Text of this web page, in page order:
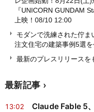
『UNICORN GUNDAM
上映！ 08/10 12:00
モダンで洗練された佇
注文住宅の建築事例5選を
最新のプレスリリースを
最新記事
13:02
Claude Fable 5